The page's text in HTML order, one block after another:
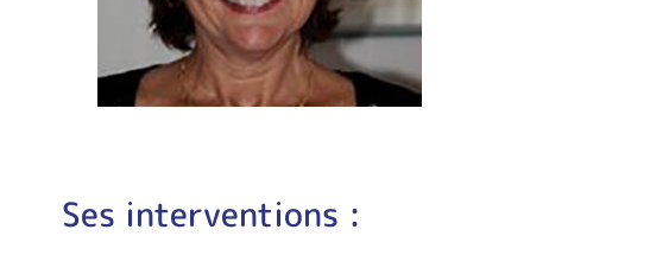
Ses interventions :